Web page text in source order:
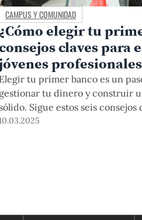
CAMPUS Y COMUNIDAD
¿Cómo elegir tu
claves para
profesionales
Elegir tu primer banco es un
gestionar tu dinero y construir
Sigue estos seis consejos
profesor del